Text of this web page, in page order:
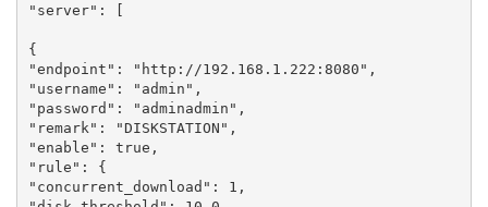
"server": [
{
"endpoint": "http://192.168.1.222:8080",
"username": "admin",
"password": "adminadmin",
"remark": "DISKSTATION",
"enable": true,
"rule": {
"concurrent_download": 1,